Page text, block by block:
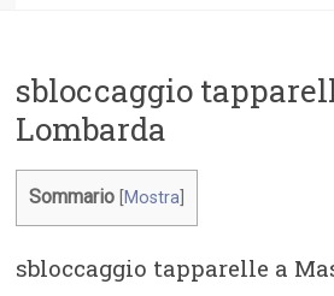
sbloccaggio
Lombarda
Sommario Mostra
sbloccaggio tapparelle a